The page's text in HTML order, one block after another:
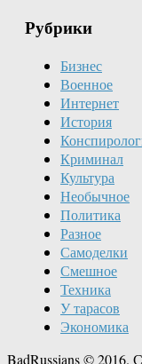
Рубрики
Бизнес
Военное
Интернет
История
Криминал
Культура
Необычное
Политика
Разное
Самоделки
Смешное
Техника
У тарасов
Экономика
BadRussians © 2016.